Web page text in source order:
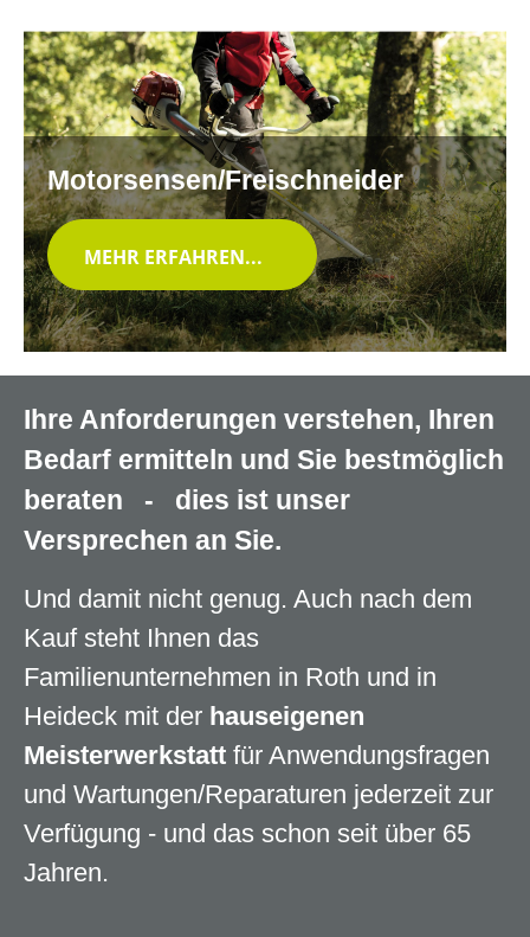
Motorsensen/Freischneider
MEHR ERFAHREN...
Ihre Anforderungen verstehen, Ihren
Bedarf ermitteln und Sie bestmöglich
beraten - dies ist unser
Versprechen an Sie.
Und damit nicht genug. Auch nach dem
Kauf steht Ihnen das
Familienunternehmen in Roth und in
Heideck mit der hauseigenen
Meisterwerkstatt für Anwendungsfragen
und Wartungen/Reparaturen jederzeit zur
Verfügung - und das schon seit über 65
Jahren.